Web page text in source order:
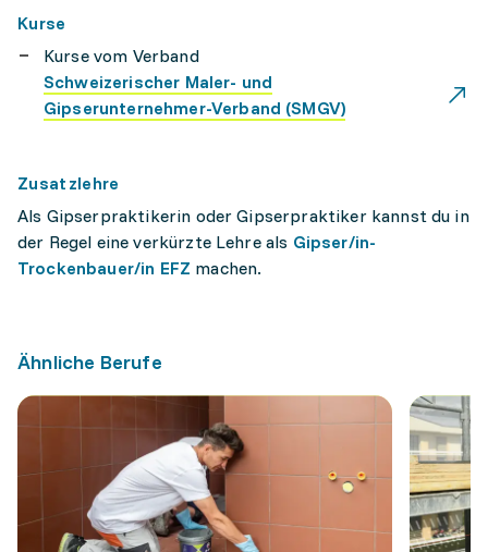
Kurse
Kurse vom Verband
Schweizerischer Maler- und
Gipserunternehmer-Verband (SMGV)
Zusatzlehre
Als Gipserpraktikerin oder Gipserpraktiker kannst du in
der Regel eine verkürzte Lehre als Gipser/in-
Trockenbauer/in EFZ machen.
Ähnliche Berufe